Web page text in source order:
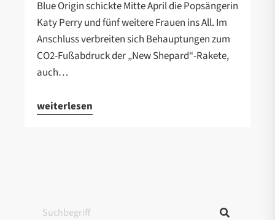
Blue Origin schickte Mitte April die Popsängerin
Katy Perry und fünf weitere Frauen ins All. Im
Anschluss verbreiten sich Behauptungen zum
CO2-Fußabdruck der „New Shepard“-Rakete,
auch…
weiterlesen